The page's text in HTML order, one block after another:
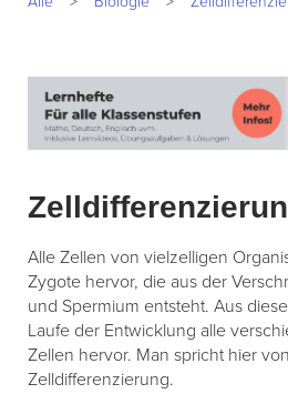
Alle Zellen von vielzelligen
Zygote hervor, die aus der
und Spermium entsteht. Aus
Laufe der Entwicklung alle
Zellen hervor. Man spricht hier
Zelldifferenzierung.